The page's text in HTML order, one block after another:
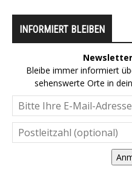
INFORMIERT BLEIBEN
Bleibe immer informiert
sehenswerte Orte in